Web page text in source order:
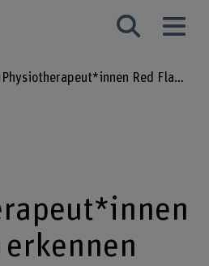
Warum Physiotherapeut*innen Red Flags erkennen müssen
erkennen